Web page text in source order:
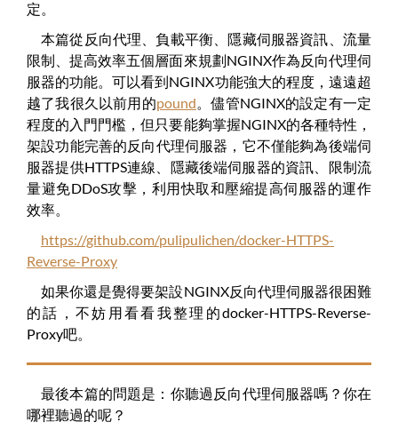
定。
本篇從反向代理、負載平衡、隱藏伺服器資訊、流量
限制、提高效率五個層面來規劃NGINX作為反向代理伺
服器的功能。可以看到NGINX功能強大的程度，遠遠超
越了我很久以前用的pound 。儘管NGINX的設定有一定
程度的入門門檻，但只要能夠掌握NGINX的各種特性，
架設功能完善的反向代理伺服器，它不僅能夠為後端伺
服器提供HTTPS連線、隱藏後端伺服器的資訊、限制流
量避免DDoS攻擊，利用快取和壓縮提高伺服器的運作
效率。
https://github.com/pulipulichen/docker-HTTPS-
Reverse-Proxy
如果你還是覺得要架設NGINX反向代理伺服器很困難
的話，不妨用看看我整理的docker-HTTPS-Reverse-
Proxy吧。
最後本篇的問題是：你聽過反向代理伺服器嗎？你在
哪裡聽過的呢？